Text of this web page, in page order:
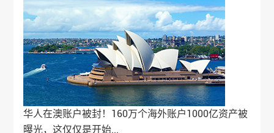
华人在澳账户被封！160万个海外账户1000亿资产被
曝光，这仅仅是开始...